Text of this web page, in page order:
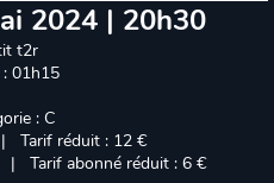
2024 | 20h30
t2r
: 01h15
: C
Tarif réduit : 12 €
| Tarif abonné réduit : 6 €